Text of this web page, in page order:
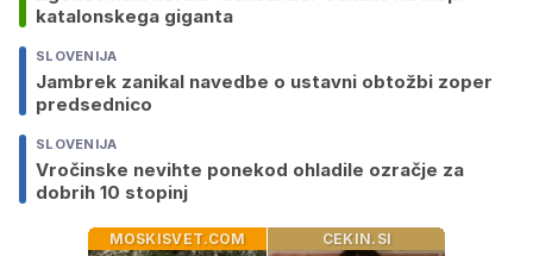
katalonskega giganta
SLOVENIJA
Jambrek zanikal navedbe o ustavni obtožbi zoper
predsednico
SLOVENIJA
Vročinske nevihte ponekod ohladile ozračje za
dobrih 10 stopinj
MOSKISVET.COM CEKIN.SI